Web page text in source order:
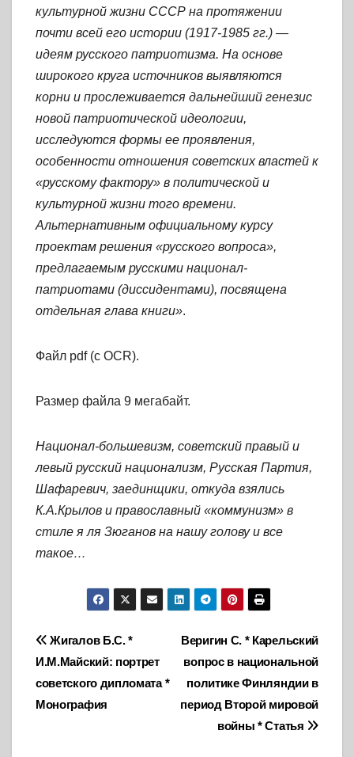
культурной жизни СССР на протяжении
почти всей его истории (1917-1985 гг.) —
идеям русского патриотизма. На основе
широкого круга источников выявляются
корни и прослеживается дальнейший генезис
новой патриотической идеологии,
исследуются формы ее проявления,
особенности отношения советских властей к
«русскому фактору» в политической и
культурной жизни того времени.
Альтернативным официальному курсу
проектам решения «русского вопроса»,
предлагаемым русскими национал-
патриотами (диссидентами), посвящена
отдельная глава книги».
Файл pdf (с OCR).
Размер файла 9 мегабайт.
Национал-большевизм, советский правый и
левый русский национализм, Русская Партия,
Шафаревич, заединщики, откуда взялись
К.А.Крылов и православный «коммунизм» в
стиле я ля Зюганов на нашу голову и все
такое…
Навигация
по
записям
Веригин С. * Карельский
вопрос в национальной
политике Финляндии в
период Второй мировой
войны * Статья
Жигалов Б.С. *
И.М.Майский: портрет
советского дипломата *
Монография